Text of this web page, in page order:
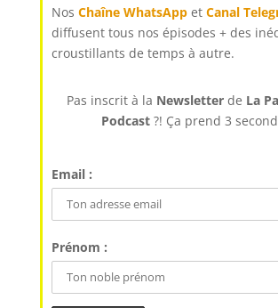
Nos Chaîne WhatsAppet Canal
diffusent tous nos épisodes + des
croustillants de temps à autre.
Pas inscrit à la Newsletter de La
Podcast?! Ça prend 3
Email :
Prénom :